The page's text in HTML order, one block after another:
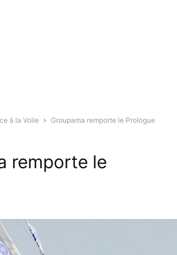
à la Voile Groupama remporte le Prologue
remporte le